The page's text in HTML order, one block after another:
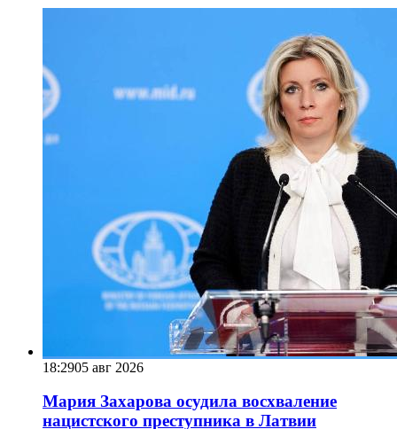
18:2905 авг 2026
Мария Захарова осудила восхваление
нацистского преступника в Латвии